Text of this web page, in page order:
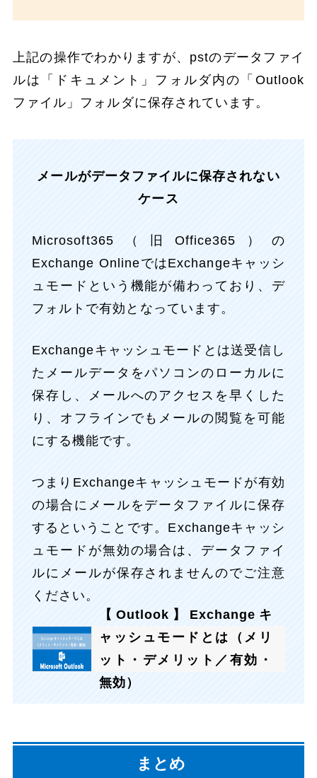
上記の操作でわかりますが、pstのデータファイ
ルは「ドキュメント」フォルダ内の「Outlook
ファイル」フォルダに保存されています。
メールがデータファイルに保存されない
ケース
Microsoft365（旧Office365）の
Exchange OnlineではExchangeキャッシ
ュモードという機能が備わっており、デ
フォルトで有効となっています。
Exchangeキャッシュモードとは送受信し
たメールデータをパソコンのローカルに
保存し、メールへのアクセスを早くした
り、オフラインでもメールの閲覧を可能
にする機能です。
つまりExchangeキャッシュモードが有効
の場合にメールをデータファイルに保存
するということです。Exchangeキャッシ
ュモードが無効の場合は、データファイ
ルにメールが保存されませんのでご注意
ください。
【Outlook】Exchangeキ
ャッシュモードとは（メリ
ット・デメリット／有効・
無効）
まとめ